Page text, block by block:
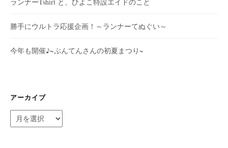
勝手にウルトラ応援企画！～ランナーてぬぐい～
今年も開催♪~ぶんてんさんの初夏まつり~
アーカイブ
ー